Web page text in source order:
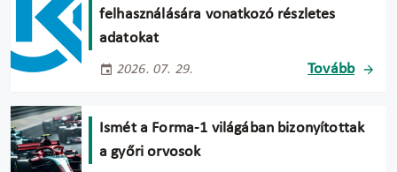
felhasználására vonatkozó részletes
adatokat
2026. 07. 29. Tovább
Ismét a Forma-1 világában bizonyítottak
a győri orvosok